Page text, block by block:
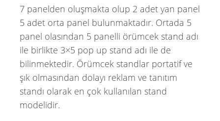
7 panelden oluşmakta olup 2 adet yan panel
5 adet orta panel bulunmaktadır. Ortada 5
panel olasından 5 panelli örümcek stand adı
ile birlikte 3×5 pop up stand adı ile de
bilinmektedir. Örümcek standlar portatif ve
şık olmasından dolayı reklam ve tanıtım
standı olarak en çok kullanılan stand
modelidir.